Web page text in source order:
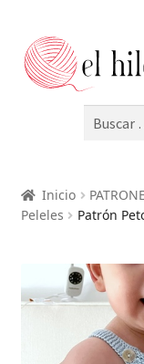
BLOG
VIDEOS
Buscar:
Inicio
Peleles
Patrón